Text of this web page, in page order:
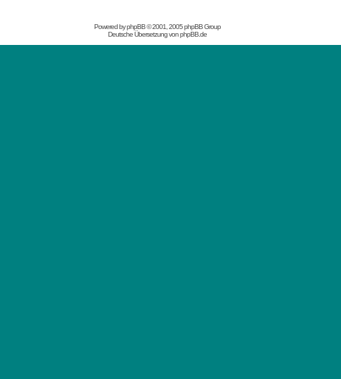
Powered byphpBB© 2001, 2005 phpBB Group
Deutsche Übersetzung vonphpBB.de